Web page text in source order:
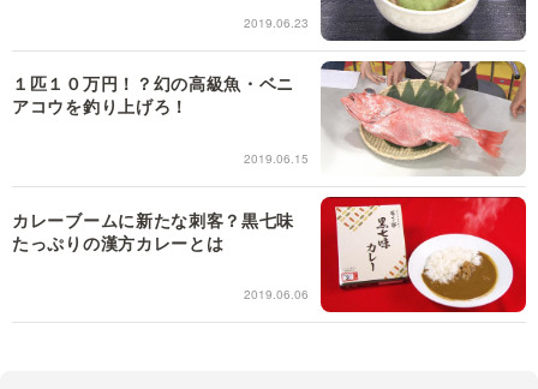
2019.06.23
１匹１０万円！？幻の高級魚・ベニ
アコウを釣り上げろ！
2019.06.15
カレーブームに新たな刺客？黒七味
たっぷりの漢方カレーとは
2019.06.06